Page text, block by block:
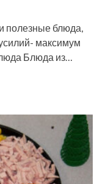
полезные блюда,
максимум
Блюда из…